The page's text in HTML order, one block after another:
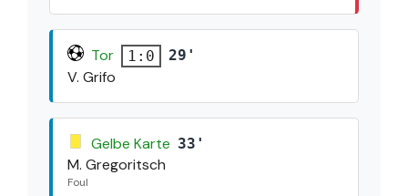
Tor 1:0 29'
V. Grifo
Gelbe Karte 33'
M. Gregoritsch
Foul